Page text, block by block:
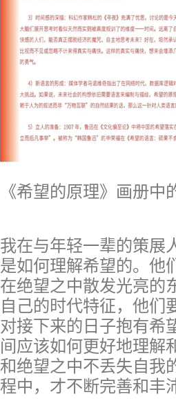
《希望的原理》画册中
我在与年轻一辈的策展
是如何理解希望的。他
在绝望之中散发光亮的
自己的时代特征，他们
对接下来的日子抱有希
间应该如何更好地理解
和绝望之中不丢失自我
程中，才不断完善和丰